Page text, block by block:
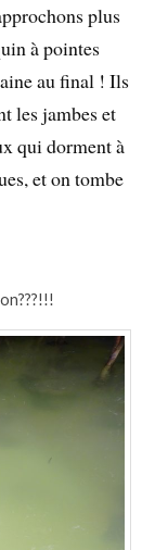
plus
à pointes
au final ! Ils
les jambes et
qui dorment à
et on tombe